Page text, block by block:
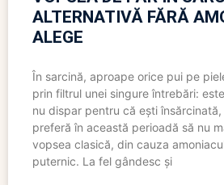
ALTERNATIVĂ FĂRĂ
ALEGE
În sarcină, aproape orice pui pe
prin filtrul unei singure întrebări:
nu dispar pentru că ești
preferă în această perioadă să nu
vopsea clasică, din cauza
puternic. La fel gândesc și